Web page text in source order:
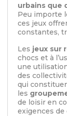
urbains que
Peu importe
ces jeux
constantes,
Les jeux sur
chocs et à
une
des
qui
les
de loisir en
exigences